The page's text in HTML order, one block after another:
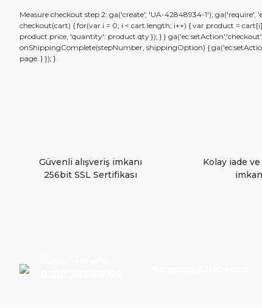
Görüş ve önerileriniz için teşekkür ederiz.
Ürün resmi kalitesiz, bozuk veya görüntülenemiyor.
Bu ürüne benzer farklı alternatifler olmalı.
Measure checkout step 2: ga('create', 'UA-42848934-1');
checkout(cart) { for(var i = 0; i < cart.length; i++) { var product =
product.price, 'quantity': product.qty }); } }
onShippingComplete(stepNumber, shippingOption) {
page. } }); }
Güvenli alışveriş imkanı
256bit SSL Sertifikası
Kolay iade